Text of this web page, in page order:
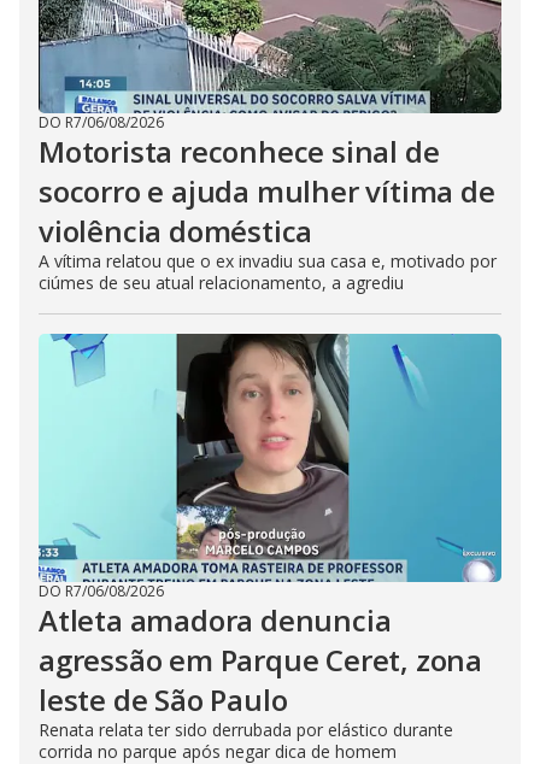
DO R7/06/08/2026
Motorista reconhece sinal de
socorro e ajuda mulher vítima de
violência doméstica
A vítima relatou que o ex invadiu sua casa e, motivado por
ciúmes de seu atual relacionamento, a agrediu
DO R7/06/08/2026
Atleta amadora denuncia
agressão em Parque Ceret, zona
leste de São Paulo
Renata relata ter sido derrubada por elástico durante
corrida no parque após negar dica de homem